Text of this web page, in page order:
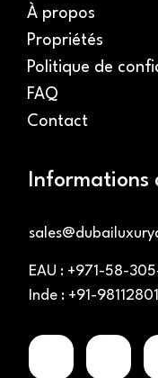
À propos
Propriétés
Politique de
FAQ
Contact
Informations
EAU : +971-58-
Inde : +91-